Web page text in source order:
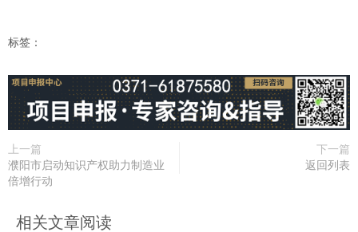
标签：
上一篇
濮阳市启动知识产权助力制造业
倍增行动
下一篇
返回列表
相关文章阅读